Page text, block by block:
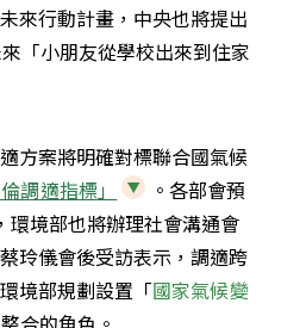
來行動計畫，中央也將提出
來「小朋友從學校出來到住家
方案將明確對標聯合國氣候
倫調適指標」
。各部會預
環境部也將辦理社會溝通會
玲儀會後受訪表示，調適跨
境部規劃設置「國家氣候變